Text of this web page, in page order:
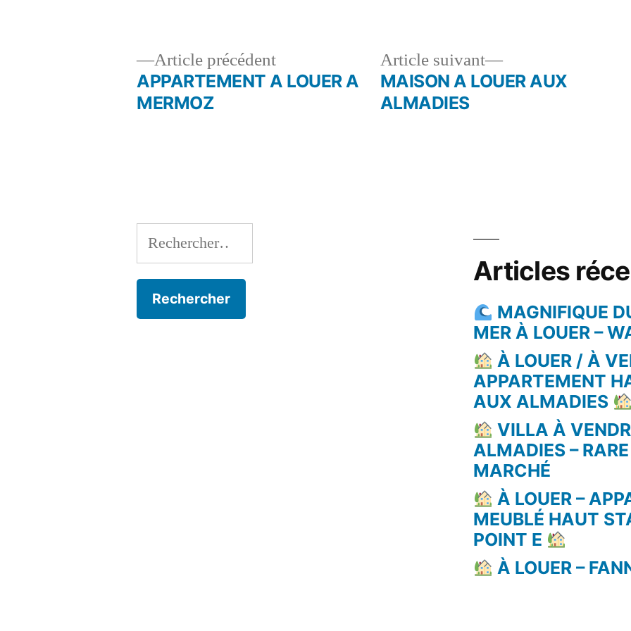
Navigation
Article précédentArticle
précédent :
APPARTEMENT A LOUER A
MERMOZ
Article suivant
Article
suivant :
MAISON A LOUER AUX
ALMADIES
Rechercher :
Articles
MAGNIFIQUE
MER À LOUER –
À LOUER / À
APPARTEMENT
AUX ALMADIES
VILLA À
ALMADIES –
MARCHÉ
À LOUER –
MEUBLÉ HAUT
POINT E
À LOUER –